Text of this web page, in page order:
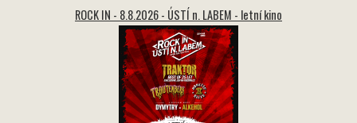
ROCK IN - 8.8.2026 - ÚSTÍ n. LABEM - letní kino